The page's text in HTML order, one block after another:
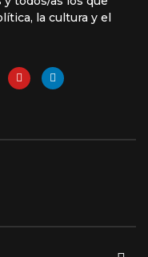
la cultura y el